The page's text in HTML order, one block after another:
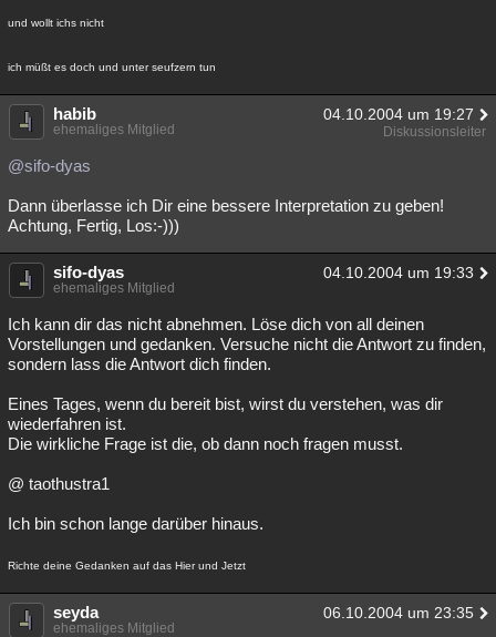
und wollt ichs nicht
ich müßt es doch und unter seufzern tun
habib 04.10.2004 um 19:27
ehemaliges Mitglied Diskussionsleiter
@sifo-dyas
Dann überlasse ich Dir eine bessere Interpretation zu geben!
Achtung, Fertig, Los:-)))
sifo-dyas 04.10.2004 um 19:33
ehemaliges Mitglied
Ich kann dir das nicht abnehmen. Löse dich von all deinen
Vorstellungen und gedanken. Versuche nicht die Antwort zu finden,
sondern lass die Antwort dich finden.
Eines Tages, wenn du bereit bist, wirst du verstehen, was dir
wiederfahren ist.
Die wirkliche Frage ist die, ob dann noch fragen musst.
@ taothustra1
Ich bin schon lange darüber hinaus.
Richte deine Gedanken auf das Hier und Jetzt
seyda 06.10.2004 um 23:35
ehemaliges Mitglied